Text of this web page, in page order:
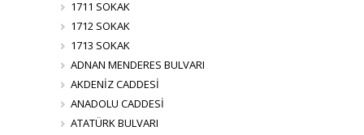
1711 SOKAK
1712 SOKAK
1713 SOKAK
ADNAN MENDERES BULVARI
AKDENİZ CADDESİ
ANADOLU CADDESİ
ATATÜRK BULVARI